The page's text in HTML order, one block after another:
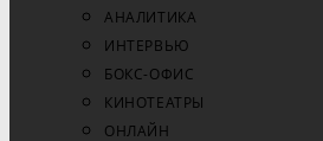
АНАЛИТИКА
ИНТЕРВЬЮ
БОКС-ОФИС
КИНОТЕАТРЫ
ОНЛАЙН